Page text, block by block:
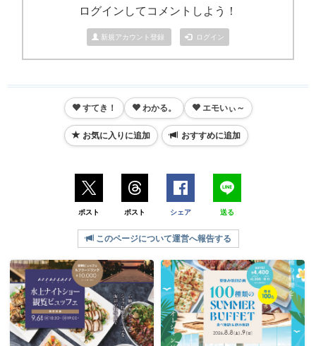
ログインしてコメントしよう！
新規アカウント登録 ログイン
すてき！ わかる。 エモいぃ～
お気に入りに追加 おすすめに追加
ポスト ポスト シェア 送る
このページについて運営へ報告する